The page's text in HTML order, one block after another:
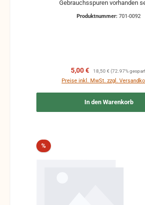
Produktnummer: 701-0092
Verkaufspreis:
5,00 € Regulärer Preis:
18,50 € (72.97%
Preise inkl. MwSt. zzgl.
In den Warenkorb
%Rabatt